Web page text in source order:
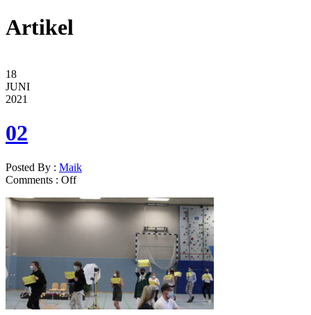
Artikel
18
JUNI
2021
02
Posted By : Maik
Comments : Off